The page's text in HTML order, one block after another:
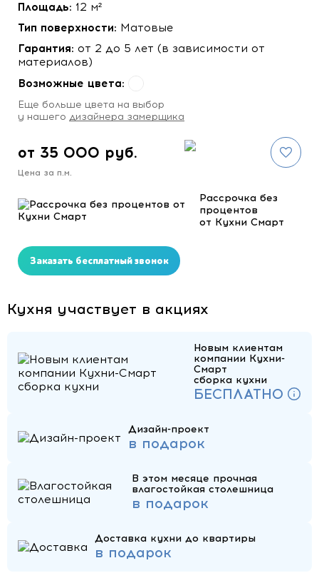
Площадь: 12 м²
Тип поверхности: Матовые
Гарантия: от 2 до 5 лет (в зависимости от
материалов)
Возможные цвета:
Eще больше цвета на выбор
у нашего дизайнера замерщика
от 35 000 руб.
Цена за п.м.
Рассрочка без
процентов
от Кухни Смарт
Заказать бесплатный звонок
Кухня участвует в акциях
Новым клиентам
компании Кухни-
Смарт
сборка кухни
БЕСПЛАТНО
Дизайн-проект
в подарок
В этом месяце прочная
влагостойкая столешница
в подарок
Доставка кухни до квартиры
в подарок